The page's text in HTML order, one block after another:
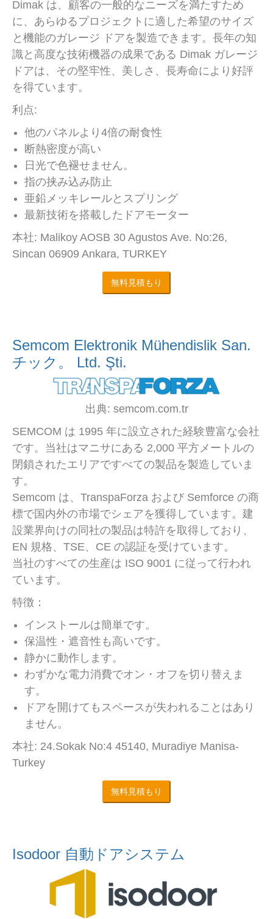
Dimak は、顧客の一般的なニーズを満たすため
に、あらゆるプロジェクトに適した希望のサイズ
と機能のガレージ ドアを製造できます。長年の知
識と高度な技術機器の成果である Dimak ガレージ
ドアは、その堅牢性、美しさ、長寿命により好評
を得ています。
利点:
他のパネルより4倍の耐食性
断熱密度が高い
日光で色褪せません。
指の挟み込み防止
亜鉛メッキレールとスプリング
最新技術を搭載したドアモーター
本社: Malikoy AOSB 30 Agustos Ave. No:26,
Sincan 06909 Ankara, TURKEY
無料見積もり
Semcom Elektronik Mühendislik San.
チック。 Ltd. Şti.
出典: semcom.com.tr
SEMCOM は 1995 年に設立された経験豊富な会社
です。当社はマニサにある 2,000 平方メートルの
閉鎖されたエリアですべての製品を製造していま
す。
Semcom は、TranspaForza および Semforce の商
標で国内外の市場でシェアを獲得しています。建
設業界向けの同社の製品は特許を取得しており、
EN 規格、TSE、CE の認証を受けています。
当社のすべての生産は ISO 9001 に従って行われ
ています。
特徴：
インストールは簡単です。
保温性・遮音性も高いです。
静かに動作します。
わずかな電力消費でオン・オフを切り替えま
す。
ドアを開けてもスペースが失われることはあり
ません。
本社: 24.Sokak No:4 45140, Muradiye Manisa-
Turkey
無料見積もり
Isodoor 自動ドアシステム